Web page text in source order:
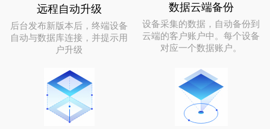
远程自动升级
后台发布新版本后，终端设备
自动与数据库连接，并提示用
户升级
数据云端备份
设备采集的数据，自动备份到
云端的客户账户中。每个设备
对应一个数据账户。